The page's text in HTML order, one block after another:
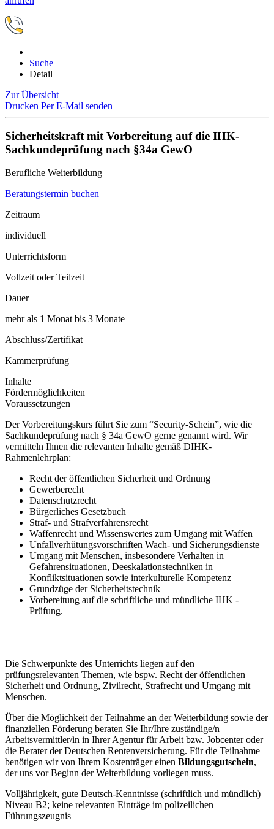
Suche
Detail
Zur Übersicht
Drucken Per E-Mail senden
Sicherheitskraft mit Vorbereitung auf die IHK-
Sachkundeprüfung nach §34a GewO
Berufliche Weiterbildung
Beratungstermin buchen
Zeitraum
individuell
Unterrichtsform
Vollzeit oder Teilzeit
Dauer
mehr als 1 Monat bis 3 Monate
Abschluss/Zertifikat
Kammerprüfung
Inhalte
Fördermöglichkeiten
Voraussetzungen
Der Vorbereitungskurs führt Sie zum “Security-Schein”, wie die
Sachkundeprüfung nach § 34a GewO gerne genannt wird. Wir
vermitteln Ihnen die relevanten Inhalte gemäß DIHK-
Rahmenlehrplan:
Recht der öffentlichen Sicherheit und Ordnung
Gewerberecht
Datenschutzrecht
Bürgerliches Gesetzbuch
Straf- und Strafverfahrensrecht
Waffenrecht und Wissenswertes zum Umgang mit Waffen
Unfallverhütungsvorschriften Wach- und Sicherungsdienste
Umgang mit Menschen, insbesondere Verhalten in
Gefahrensituationen, Deeskalationstechniken in
Konfliktsituationen sowie interkulturelle Kompetenz
Grundzüge der Sicherheitstechnik
Vorbereitung auf die schriftliche und mündliche IHK -
Prüfung.
Die Schwerpunkte des Unterrichts liegen auf den
prüfungsrelevanten Themen, wie bspw. Recht der öffentlichen
Sicherheit und Ordnung, Zivilrecht, Strafrecht und Umgang mit
Menschen.
Über die Möglichkeit der Teilnahme an der Weiterbildung sowie der
finanziellen Förderung beraten Sie Ihr/Ihre zuständige/n
Arbeitsvermittler/in in Ihrer Agentur für Arbeit bzw. Jobcenter oder
die Berater der Deutschen Rentenversicherung. Für die Teilnahme
benötigen wir von Ihrem Kostenträger einen Bildungsgutschein,
der uns vor Beginn der Weiterbildung vorliegen muss.
Volljährigkeit, gute Deutsch-Kenntnisse (schriftlich und mündlich)
Niveau B2; keine relevanten Einträge im polizeilichen
Führungszeugnis